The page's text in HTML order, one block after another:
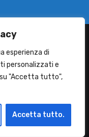
esperienza di
personalizzati e
su "Accetta tutto",
Accetta tutto.